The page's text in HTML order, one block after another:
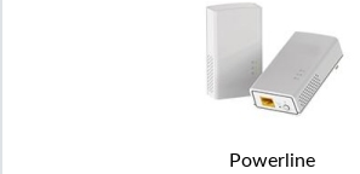
Powerline